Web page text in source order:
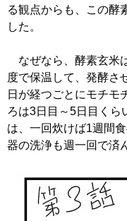
る観点からも、この酵
した。
なぜなら、酵素玄米
度で保温して、発酵さ
日が経つごとにモチモ
ろは3日目～5日目くら
は、一回炊けば1週間
器の洗浄も週一回で済